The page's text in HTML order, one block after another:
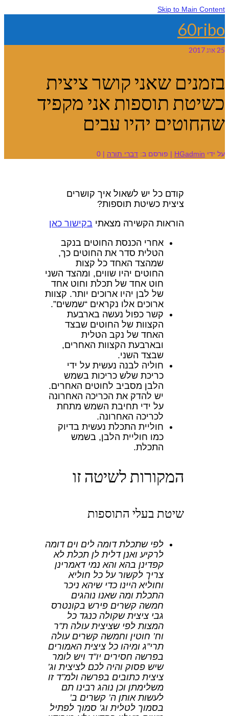
Skip to Main
שאני קושר ציצית
תוספות אני מקפיד
יהיו עבים
HGadmin
| פורסם ב:דברי תורה |
0
קודם כל יש לשאול איך קושרים
ציצית כשיטת תוספות?
הוראות הקשירה מצאתיבקישור כאן
אחרי הכנסת החוטים בנקב
הטלית סדר את החוטים כך,
שמהצד האחד כל קצות
החוטים יהיו שווים, ומהצד השני
חוט אחד של תכלת וחוט אחד
של לבן יהיו ארוכים יותר. קצוות
ארוכים אלו נקראים “שמשים”.
קשר כפול נעשה בארבעת
הקצוות של החוטים שבצד
האחד של נקב הטלית
ובארבעת הקצוות האחרים,
שבצד השני.
חוליה לבנה נעשית על ידי
כריכת שלש כריכות בשמש
הלבן מסביב לחוטים האחרים.
יש להדק את הכריכה האחרונה
על ידי תחיבת השמש מתחת
לכריכה האחרונה.
חוליית התכלת נעשית בדיוק
כמו חוליית הלבן, בשמש
התכלת.
המקורות לשיטה זו
שיטת בעלי התוספות
לפי שתכלת דומה לים וים דומה
לרקיע ואנן דלית לן תכלת לא
קפדינן בהא והא נמי דאמרינן
צריך לקשור על כל חוליא
וחוליא היינו כדי שיהא ניכר
התכלת ומה שאנו נוהגים
חמשה קשרים פירש בקונטרס
גבי ציצית שקולה כנגד כל
המצות לפי שציצית עולה ת”ר
וח’ חוטין וחמשה קשרים עולה
תרי”ג ומיהו כל ציצית האמורים
בפרשה חסירים יו”ד ויש לומר
שיש פסוק והיה לכם לציצית וג’
ציצית כתובים בפרשה ולמ”ד זו
משלימתן וכן נוהג רבינו תם
לעשות אותן ה’ קשרים ב’
בסמוך לטלית וג’ סמוך לפתיל